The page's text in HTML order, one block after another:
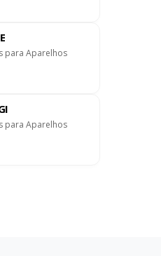
para Aparelhos
para Aparelhos